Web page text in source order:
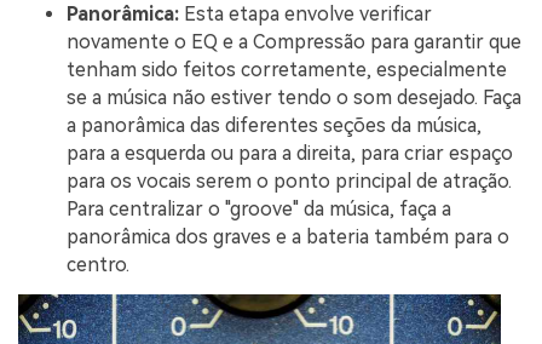
Panorâmica: Esta etapa envolve verificar
novamente o EQ e a Compressão para garantir que
tenham sido feitos corretamente, especialmente
se a música não estiver tendo o som desejado. Faça
a panorâmica das diferentes seções da música,
para a esquerda ou para a direita, para criar espaço
para os vocais serem o ponto principal de atração.
Para centralizar o "groove" da música, faça a
panorâmica dos graves e a bateria também para o
centro.